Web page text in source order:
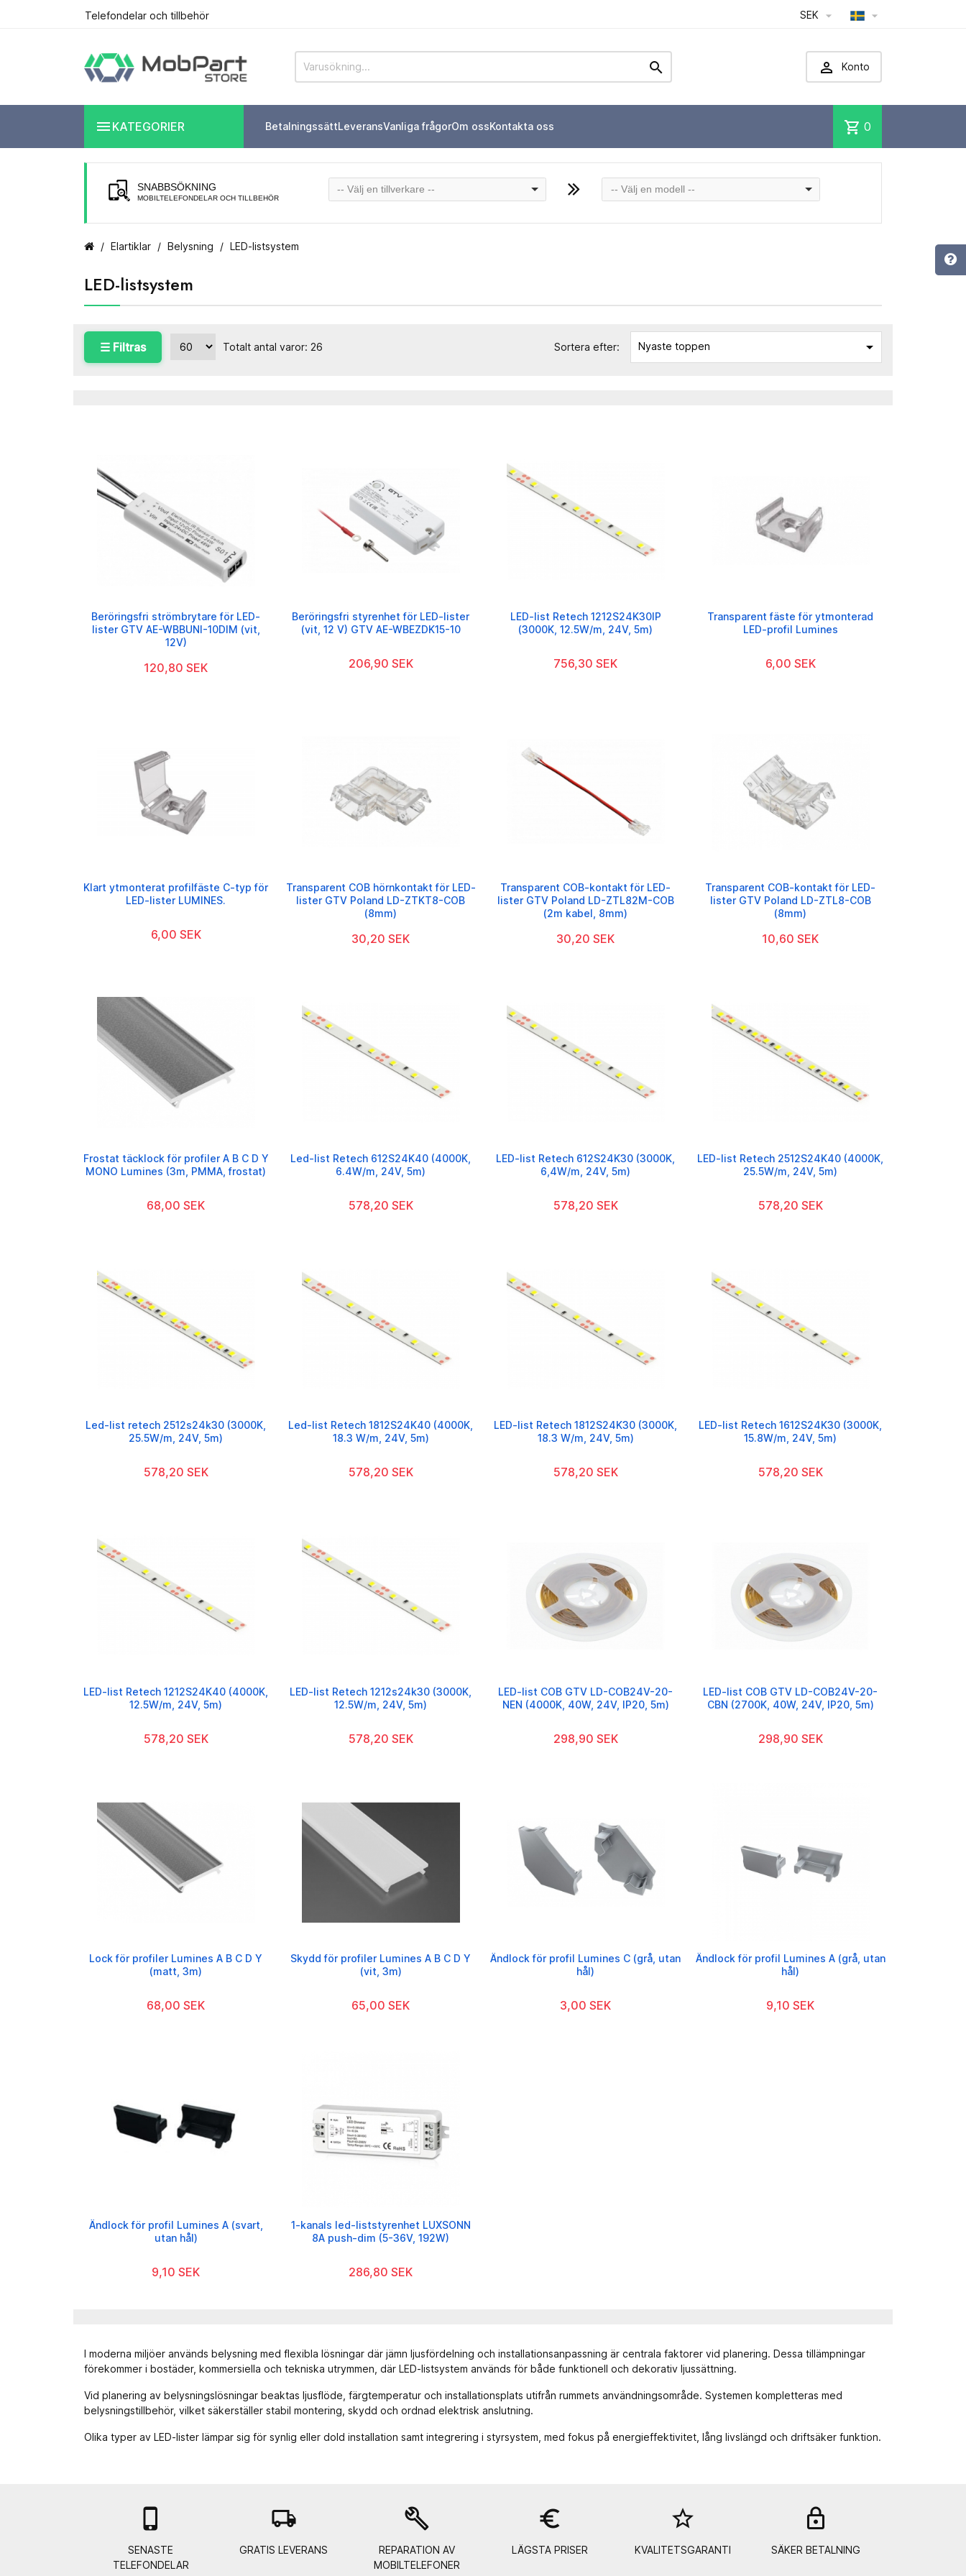
Telefondelar och tillbehör SEK  
  Konto
 KATEGORIER BetalningssättLeveransVanliga frågorOm ossKontakta oss shopping_cart 0
SNABBSÖKNING
MOBILTELEFONDELAR OCH TILLBEHÖR
-- Välj en tillverkare -- -- Välj en modell --
Elartiklar Belysning LED-listsystem
LED-listsystem
☰ Filtras Totalt antal varor: 26 Sortera efter: Nyaste toppen 
Beröringsfri strömbrytare för LED-
lister GTV AE-WBBUNI-10DIM (vit,
12V)
120,80 SEK
Beröringsfri styrenhet för LED-lister
(vit, 12 V) GTV AE-WBEZDK15-10
206,90 SEK
LED-list Retech 1212S24K30IP
(3000K, 12.5W/m, 24V, 5m)
756,30 SEK
Transparent fäste för ytmonterad
LED-profil Lumines
6,00 SEK
Klart ytmonterat profilfäste C-typ för
LED-lister LUMINES.
6,00 SEK
Transparent COB hörnkontakt för LED-
lister GTV Poland LD-ZTKT8-COB
(8mm)
30,20 SEK
Transparent COB-kontakt för LED-
lister GTV Poland LD-ZTL82M-COB
(2m kabel, 8mm)
30,20 SEK
Transparent COB-kontakt för LED-
lister GTV Poland LD-ZTL8-COB
(8mm)
10,60 SEK
Frostat täcklock för profiler A B C D Y
MONO Lumines (3m, PMMA, frostat)
68,00 SEK
Led-list Retech 612S24K40 (4000K,
6.4W/m, 24V, 5m)
578,20 SEK
LED-list Retech 612S24K30 (3000K,
6,4W/m, 24V, 5m)
578,20 SEK
LED-list Retech 2512S24K40 (4000K,
25.5W/m, 24V, 5m)
578,20 SEK
Led-list retech 2512s24k30 (3000K,
25.5W/m, 24V, 5m)
578,20 SEK
Led-list Retech 1812S24K40 (4000K,
18.3 W/m, 24V, 5m)
578,20 SEK
LED-list Retech 1812S24K30 (3000K,
18.3 W/m, 24V, 5m)
578,20 SEK
LED-list Retech 1612S24K30 (3000K,
15.8W/m, 24V, 5m)
578,20 SEK
LED-list Retech 1212S24K40 (4000K,
12.5W/m, 24V, 5m)
578,20 SEK
LED-list Retech 1212s24k30 (3000K,
12.5W/m, 24V, 5m)
578,20 SEK
LED-list COB GTV LD-COB24V-20-
NEN (4000K, 40W, 24V, IP20, 5m)
298,90 SEK
LED-list COB GTV LD-COB24V-20-
CBN (2700K, 40W, 24V, IP20, 5m)
298,90 SEK
Lock för profiler Lumines A B C D Y
(matt, 3m)
68,00 SEK
Skydd för profiler Lumines A B C D Y
(vit, 3m)
65,00 SEK
Ändlock för profil Lumines C (grå, utan
hål)
3,00 SEK
Ändlock för profil Lumines A (grå, utan
hål)
9,10 SEK
Ändlock för profil Lumines A (svart,
utan hål)
9,10 SEK
1-kanals led-liststyrenhet LUXSONN
8A push-dim (5-36V, 192W)
286,80 SEK
I moderna miljöer används belysning med flexibla lösningar där jämn ljusfördelning och installationsanpassning är centrala faktorer vid planering. Dessa tillämpningar
förekommer i bostäder, kommersiella och tekniska utrymmen, där LED-listsystem används för både funktionell och dekorativ ljussättning.
Vid planering av belysningslösningar beaktas ljusflöde, färgtemperatur och installationsplats utifrån rummets användningsområde. Systemen kompletteras med
belysningstillbehör, vilket säkerställer stabil montering, skydd och ordnad elektrisk anslutning.
Olika typer av LED-lister lämpar sig för synlig eller dold installation samt integrering i styrsystem, med fokus på energieffektivitet, lång livslängd och driftsäker funktion.

SENASTE
TELEFONDELAR
local_shipping
GRATIS LEVERANS
build
REPARATION AV
MOBILTELEFONER
euro_symbol
LÄGSTA PRISER
star_border
KVALITETSGARANTI SÄKER BETALNING